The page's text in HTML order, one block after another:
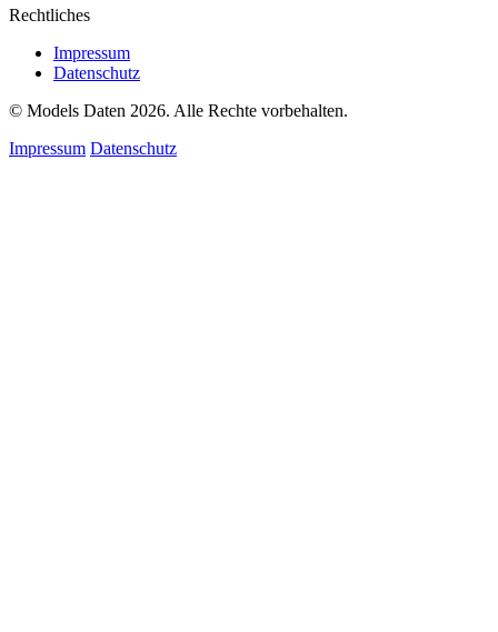
Rechtliches
Impressum
Datenschutz
© Models Daten 2026. Alle Rechte vorbehalten.
Impressum Datenschutz